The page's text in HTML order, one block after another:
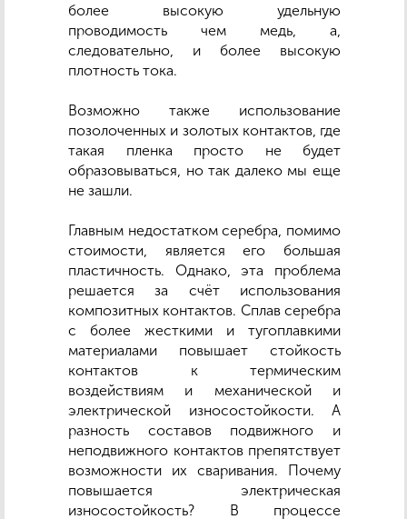
более высокую удельную
проводимость чем медь, а,
следовательно, и более высокую
плотность тока.
Возможно также использование
позолоченных и золотых контактов, где
такая пленка просто не будет
образовываться, но так далеко мы еще
не зашли.
Главным недостатком серебра, помимо
стоимости, является его большая
пластичность. Однако, эта проблема
решается за счёт использования
композитных контактов. Сплав серебра
с более жесткими и тугоплавкими
материалами повышает стойкость
контактов к термическим
воздействиям и механической и
электрической износостойкости. А
разность составов подвижного и
неподвижного контактов препятствует
возможности их сваривания. Почему
повышается электрическая
износостойкость? В процессе